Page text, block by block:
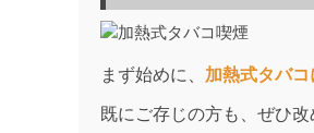
まず始めに、 加熱式タバコ
既にご存じの方も、ぜひ改